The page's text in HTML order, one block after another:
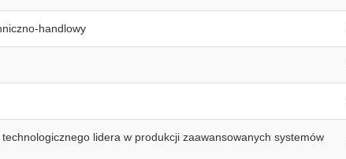
handlowy
lidera w produkcji zaawansowanych systemów